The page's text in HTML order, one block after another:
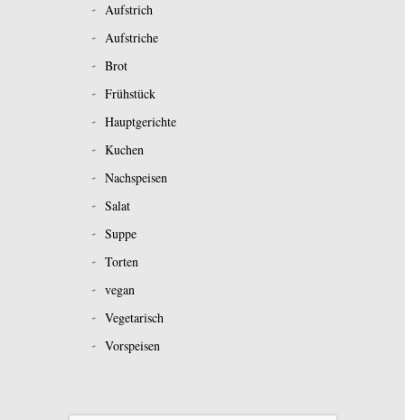
Aufstrich
Aufstriche
Brot
Frühstück
Hauptgerichte
Kuchen
Nachspeisen
Salat
Suppe
Torten
vegan
Vegetarisch
Vorspeisen